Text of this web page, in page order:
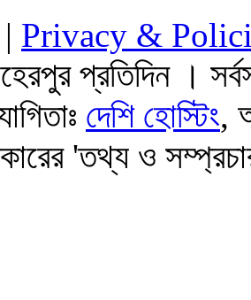
| Privacy &
প্রতিদিন ।
দেশি হোস্টিং,
'তথ্য ও